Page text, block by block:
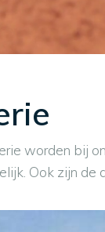
worden bij
Ook zijn